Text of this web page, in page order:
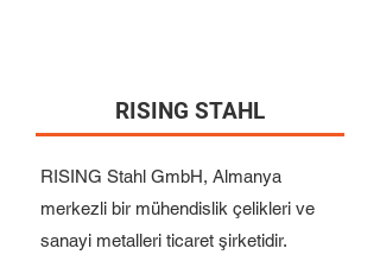
RISING STAHL
RISING Stahl GmbH, Almanya
merkezli bir mühendislik çelikleri ve
sanayi metalleri ticaret şirketidir.